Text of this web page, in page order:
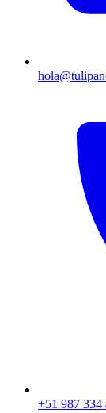
+51 987 334